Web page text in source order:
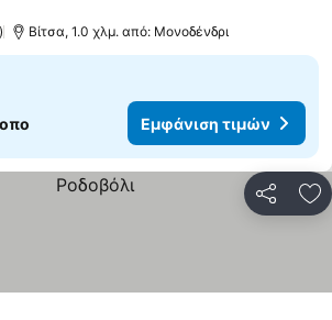
Βίτσα, 1.0 χλμ. από: Μονοδένδρι
Εμφάνιση τιμών